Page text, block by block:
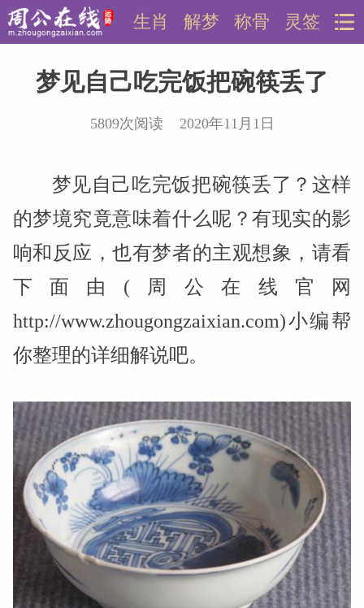
灵签
称骨
解梦
生肖
梦见自己吃完饭把碗筷丢了
5809次阅读 2020年11月1日
梦见自己吃完饭把碗筷丢了？这样
的梦境究竟意味着什么呢？有现实的影
响和反应，也有梦者的主观想象，请看
下面由(周公在线官网
http://www.zhougongzaixian.com)小编帮
你整理的详细解说吧。